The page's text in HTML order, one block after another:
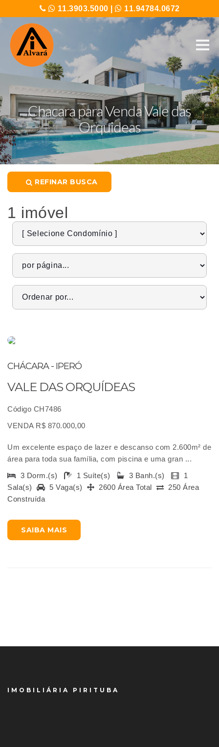
11.3903.5000 11.94784.0672
Chacara para Venda Vale das
Orquideas
REFINAR BUSCA
1 imóvel
CHÁCARA - IPERÓ
VALE DAS ORQUÍDEAS
Código CH7486
VENDA R$ 870.000,00
Um excelente espaço de lazer e descanso com 2.600m² de
área para toda sua família, com piscina e uma gran ...
3 Dorm.(s)
1 Suíte(s) 3 Banh.(s)
1
Sala(s)
5 Vaga(s) 2600 Área Total
250 Área
Construída
SAIBA MAIS
IMOBILIÁRIA PIRITUBA